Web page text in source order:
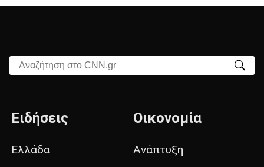
Αναζήτηση στο CNN.gr
Ειδήσεις
Ελλάδα
Οικονομία
Ανάπτυξη